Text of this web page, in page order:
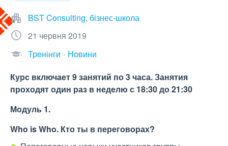
BST Consulting, бізнес-школа
21 червня 2019
Тренінги
Новини
Курс включает 9 занятий по 3 часа. Занятия
проходят один раз в неделю с 18:30 до 21:30
Модуль 1.
Who is Who. Кто ты в переговорах?